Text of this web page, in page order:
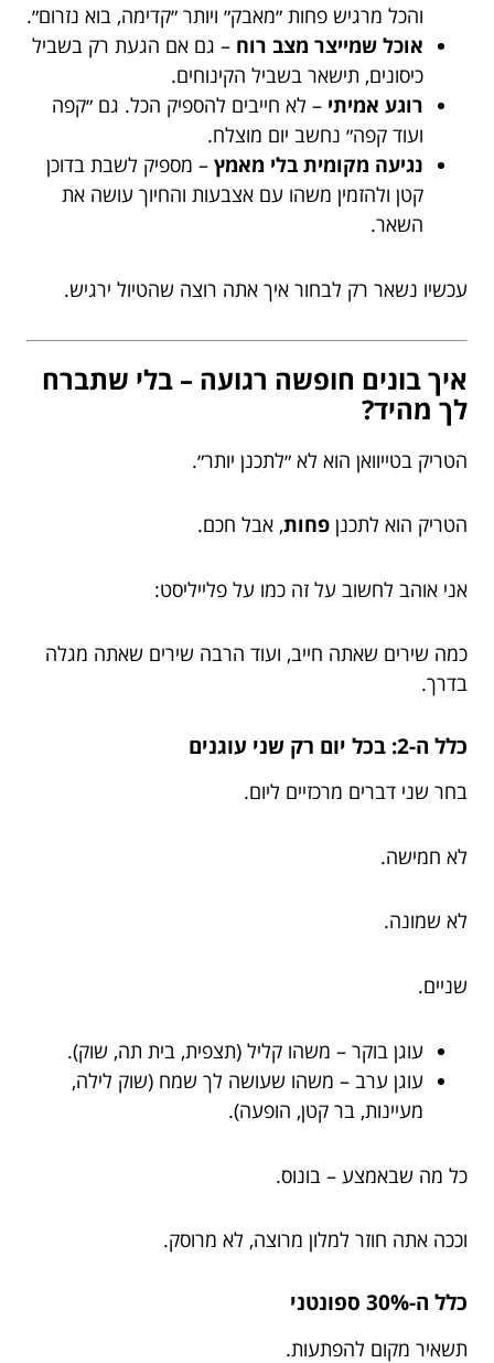
והכל מרגיש פחות ״מאבק״ ויותר ״קדימה, בוא נזרום״.
אוכל שמייצר מצב רוח – גם אם הגעת רק בשביל
כיסונים, תישאר בשביל הקינוחים.
רוגע אמיתי – לא חייבים להספיק הכל. גם ״קפה
ועוד קפה״ נחשב יום מוצלח.
נגיעה מקומית בלי מאמץ – מספיק לשבת בדוכן
קטן ולהזמין משהו עם אצבעות והחיוך עושה את
השאר.
עכשיו נשאר רק לבחור איך אתה רוצה שהטיול ירגיש.
איך בונים חופשה רגועה – בלי שתברח
לך מהיד?
הטריק בטייוואן הוא לא ״לתכנן יותר״.
הטריק הוא לתכנן פחות, אבל חכם.
אני אוהב לחשוב על זה כמו על פלייליסט:
כמה שירים שאתה חייב, ועוד הרבה שירים שאתה מגלה
בדרך.
כלל ה-2: בכל יום רק שני עוגנים
בחר שני דברים מרכזיים ליום.
לא חמישה.
לא שמונה.
שניים.
עוגן בוקר – משהו קליל (תצפית, בית תה, שוק).
עוגן ערב – משהו שעושה לך שמח (שוק לילה,
מעיינות, בר קטן, הופעה).
כל מה שבאמצע – בונוס.
וככה אתה חוזר למלון מרוצה, לא מרוסק.
כלל ה-30% ספונטני
תשאיר מקום להפתעות.